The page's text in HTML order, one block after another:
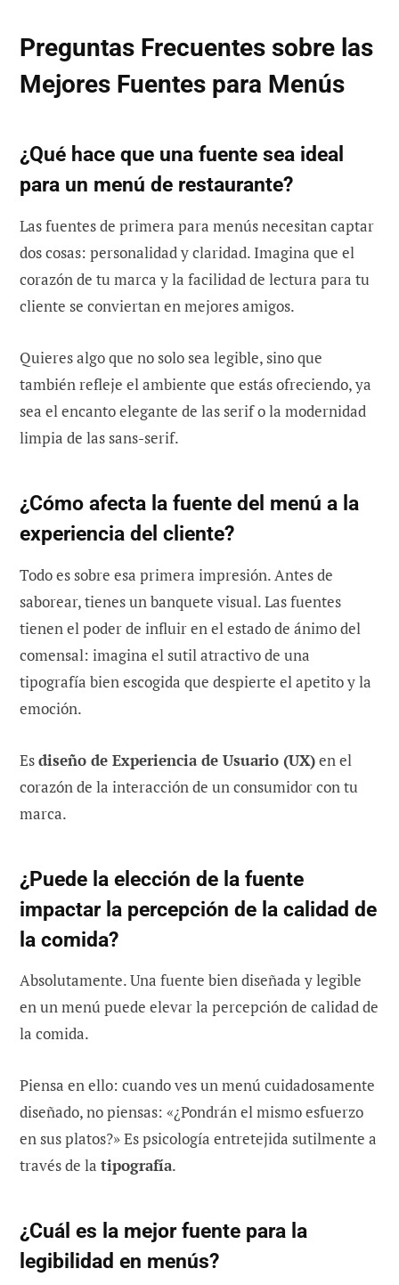
Preguntas Frecuentes sobre las
Mejores Fuentes para Menús
¿Qué hace que una fuente sea ideal
para un menú de restaurante?
Las fuentes de primera para menús necesitan captar
dos cosas: personalidad y claridad. Imagina que el
corazón de tu marca y la facilidad de lectura para tu
cliente se conviertan en mejores amigos.
Quieres algo que no solo sea legible, sino que
también refleje el ambiente que estás ofreciendo, ya
sea el encanto elegante de las serif o la modernidad
limpia de las sans-serif.
¿Cómo afecta la fuente del menú a la
experiencia del cliente?
Todo es sobre esa primera impresión. Antes de
saborear, tienes un banquete visual. Las fuentes
tienen el poder de influir en el estado de ánimo del
comensal: imagina el sutil atractivo de una
tipografía bien escogida que despierte el apetito y la
emoción.
Esdiseño de Experiencia de Usuario (UX)en el
corazón de la interacción de un consumidor con tu
marca.
¿Puede la elección de la fuente
impactar la percepción de la calidad de
la comida?
Absolutamente. Una fuente bien diseñada y legible
en un menú puede elevar la percepción de calidad de
la comida.
Piensa en ello: cuando ves un menú cuidadosamente
diseñado, no piensas: «¿Pondrán el mismo esfuerzo
en sus platos?» Es psicología entretejida sutilmente a
través de la tipografía.
¿Cuál es la mejor fuente para la
legibilidad en menús?